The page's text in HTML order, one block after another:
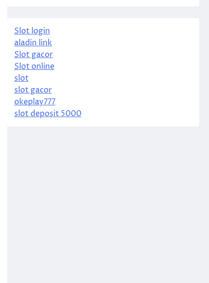
Slot login
aladin link
Slot gacor
Slot online
slot
slot gacor
okeplay777
slot deposit 5000